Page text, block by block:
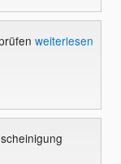
weiterlesen